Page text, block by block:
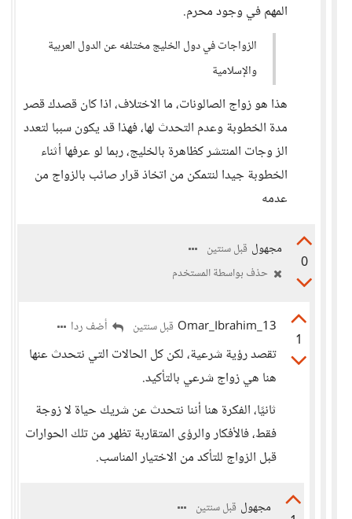
المهم في وجود محرم.
الزواجات في دول الخليج مختلفه عن الدول العربية
والإسلامية
هذا هو زواج الصالونات، ما الاختلاف، اذا كان قصدك قصر
مدة الخطوبة وعدم التحدث لها، فهذا قد يكون سببا لتعدد
الز وجات المنتشر كظاهرة بالخليج، ربما لو عرفها أثناء
الخطوبة جيدا لنتمكن من اتخاذ قرار صائب بالزواج من
عدمه
0
مجهول قبل سنتين
حذف بواسطة المستخدم
1
13_Omar_Ibrahim قبل سنتين أضف ردا
تقصد رؤية شرعية، لكن كل الحالات التي نتحدث عنها
هنا هي زواج شرعي بالتأكيد.
ثانيًا، الفكرة هنا أننا نتحدث عن شريك حياة لا زوجة
فقط، فالأفكار والرؤى المتقاربة تظهر من تلك الحوارات
قبل الزواج للتأكد من الاختيار المناسب.
مجهول قبل سنتين